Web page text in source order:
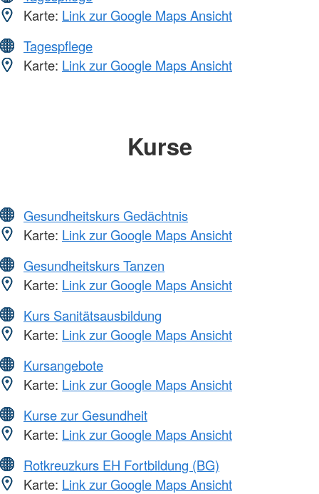
Karte: Link zur Google Maps Ansicht
Tagespflege
Karte: Link zur Google Maps Ansicht
Kurse
Gesundheitskurs Gedächtnis
Karte: Link zur Google Maps Ansicht
Gesundheitskurs Tanzen
Karte: Link zur Google Maps Ansicht
Kurs Sanitätsausbildung
Karte: Link zur Google Maps Ansicht
Kursangebote
Karte: Link zur Google Maps Ansicht
Kurse zur Gesundheit
Karte: Link zur Google Maps Ansicht
Rotkreuzkurs EH Fortbildung (BG)
Karte: Link zur Google Maps Ansicht